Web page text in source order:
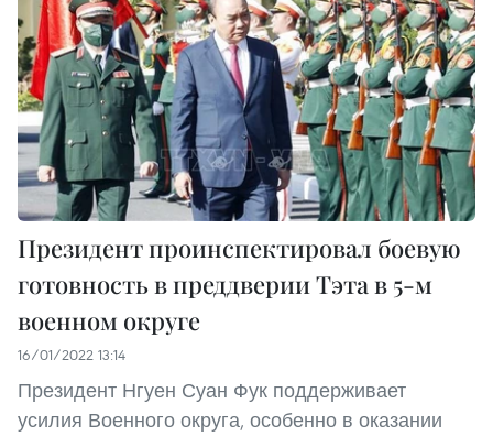
Президент проинспектировал боевую
готовность в преддверии Тэта в 5-м
военном округе
16/01/2022 13:14
Президент Нгуен Суан Фук поддерживает
усилия Военного округа, особенно в оказании